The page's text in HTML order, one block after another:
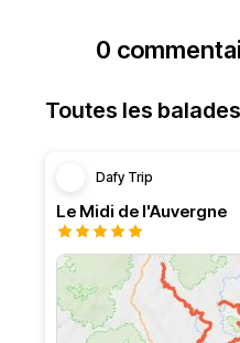
0
Toutes les
Dafy Trip
Le Midi de l'Auvergne